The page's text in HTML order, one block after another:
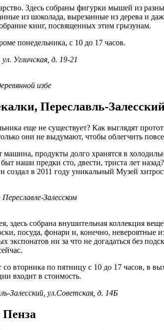
Здесь собраны фигурки мышей из
из шоколада, вырезанные из дерева и
книг, посвященных этим грызунам.
понедельника, с 10 до 17 часов.
Угличская, д. 19-21
избе
Переславль-
еще не существует? Как выглядят
они не выдумают, чтобы облегчить
машина, продукты долго хранятся в
наши предки сто, двести, триста лет
создал в 2011 году уникальный Музей
Залесском
здесь собрана внушительная коллекция
посуда, фонари и, конечно, невероятные
экспонатов ни за что не догадаться без
вторника по пятницу с 10 до 17 часов, в
входит в стоимость.
Залесский, ул.Советская, д. 14Б